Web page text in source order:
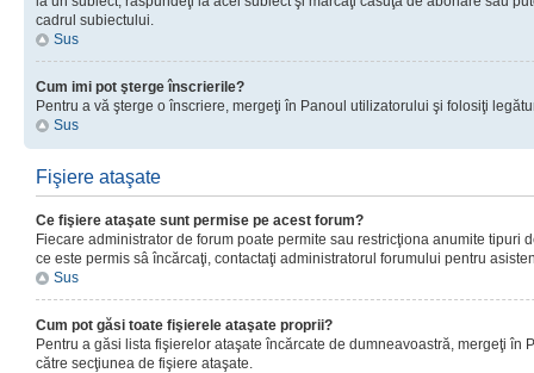
cadrul subiectului.
Sus
Cum imi pot şterge înscrierile?
Pentru a vă şterge o înscriere, mergeţi în Panoul utilizatorului şi folosiţi
Sus
Fişiere ataşate
Ce fişiere ataşate sunt permise pe acest forum?
Fiecare administrator de forum poate permite sau restricţiona anumite tipuri
ce este permis sâ încărcaţi, contactaţi administratorul forumului pentru
Sus
Cum pot găsi toate fişierele ataşate proprii?
Pentru a găsi lista fişierelor ataşate încărcate de dumneavoastră, mergeţi în
către secţiunea de fişiere ataşate.